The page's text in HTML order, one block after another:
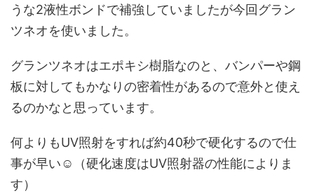
うな2液性ボンドで補強していましたが今回グラン
ツネオを使いました。
グランツネオはエポキシ樹脂なのと、バンパーや鋼
板に対してもかなりの密着性があるので意外と使え
るのかなと思っています。
何よりもUV照射をすれば約40秒で硬化するので仕
事が早い☺（硬化速度はUV照射器の性能によりま
す）